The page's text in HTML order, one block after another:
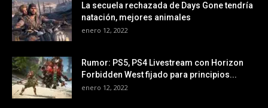
La secuela rechazada de Days Gone tendría
natación, mejores animales
enero 12, 2022
Rumor: PS5, PS4 Livestream con Horizon
Forbidden West fijado para principios...
enero 12, 2022